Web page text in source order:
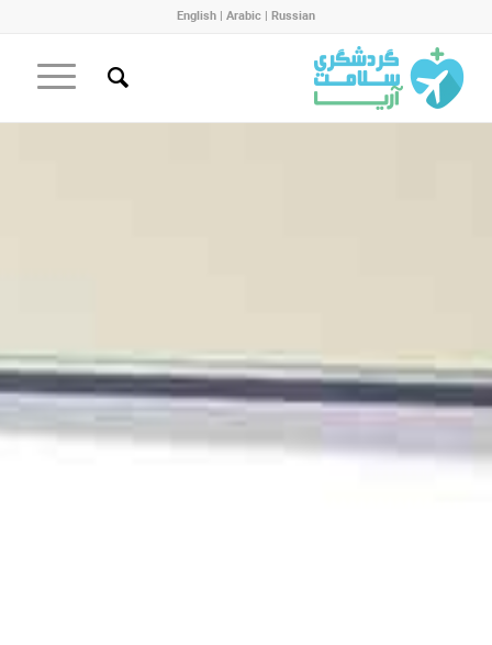
English | Arabic | Russian